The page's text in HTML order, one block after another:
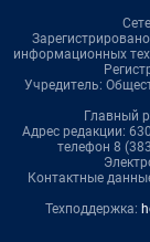
информационных
Учредитель:
Главный
Адрес редакции:
телефон 8
Контактные
Техподдержка: